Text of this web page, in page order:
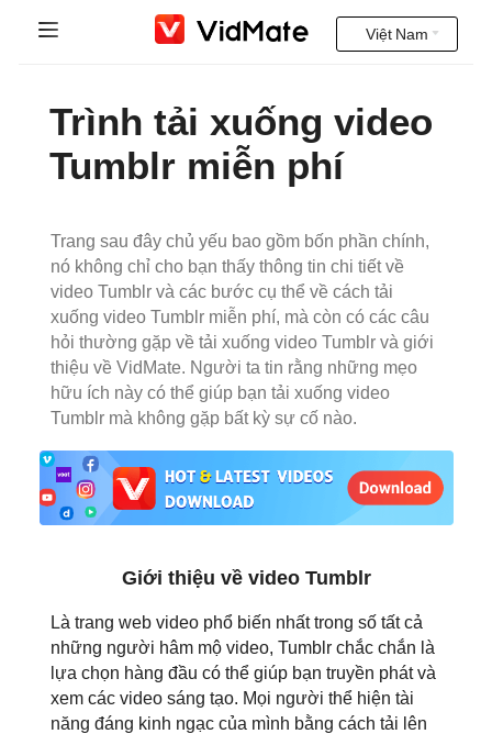
Tải xuống
Instagram Downloader
YT to MP3
Việt Nam
Deutsch
Español
Italiano
Português
Türkçe
বাংলা
தமிழ்
ਪੰਜਾਬੀ
Trình tải xuống video
Tumblr miễn phí
Trang sau đây chủ yếu bao gồm bốn phần chính,
nó không chỉ cho bạn thấy thông tin chi tiết về
video Tumblr và các bước cụ thể về cách tải
xuống video Tumblr miễn phí, mà còn có các câu
hỏi thường gặp về tải xuống video Tumblr và giới
thiệu về VidMate. Người ta tin rằng những mẹo
hữu ích này có thể giúp bạn tải xuống video
Tumblr mà không gặp bất kỳ sự cố nào.
Giới thiệu về video Tumblr
Là trang web video phổ biến nhất trong số tất cả
những người hâm mộ video, Tumblr chắc chắn là
lựa chọn hàng đầu có thể giúp bạn truyền phát và
xem các video sáng tạo. Mọi người thể hiện tài
năng đáng kinh ngạc của mình bằng cách tải lên